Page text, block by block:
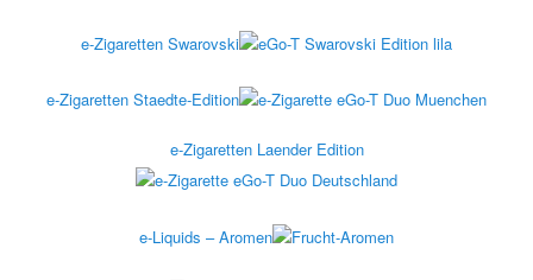
e-Zigaretten Swarovski
e-Zigaretten Staedte-Edition
e-Zigaretten Laender Edition
e-Liquids – Aromen